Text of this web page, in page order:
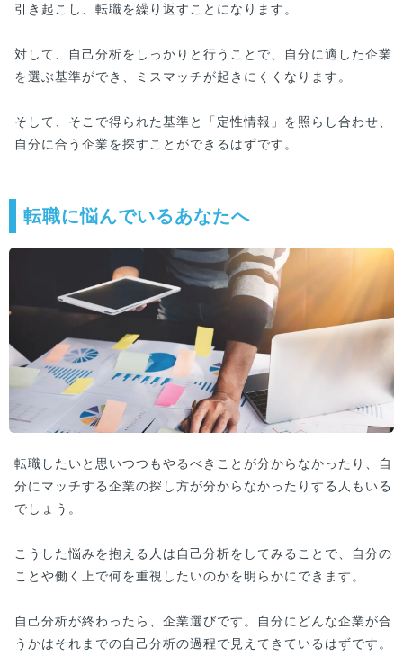
引き起こし、転職を繰り返すことになります。
対して、自己分析をしっかりと行うことで、自分に適した企業
を選ぶ基準ができ、ミスマッチが起きにくくなります。
そして、そこで得られた基準と「定性情報」を照らし合わせ、
自分に合う企業を探すことができるはずです。
転職に悩んでいるあなたへ
転職したいと思いつつもやるべきことが分からなかったり、自
分にマッチする企業の探し方が分からなかったりする人もいる
でしょう。
こうした悩みを抱える人は自己分析をしてみることで、自分の
ことや働く上で何を重視したいのかを明らかにできます。
自己分析が終わったら、企業選びです。自分にどんな企業が合
うかはそれまでの自己分析の過程で見えてきているはずです。